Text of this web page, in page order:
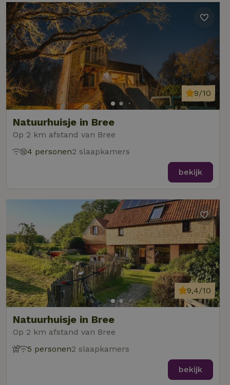
Natuurhuisje in Bree
Op 2 km afstand van Bree
9/10
4 personen2 slaapkamers
bekijk
Natuurhuisje in Bree
Op 2 km afstand van Bree
9,4/10
5 personen2 slaapkamers
bekijk